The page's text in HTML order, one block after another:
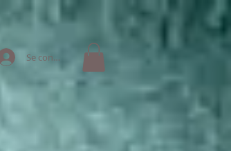
Se connecter